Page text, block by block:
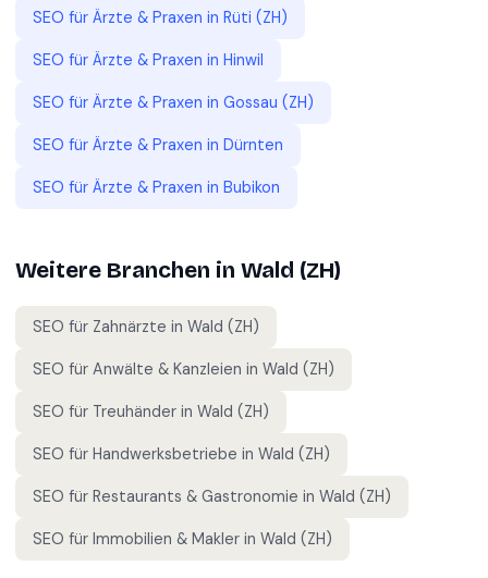
SEO für Ärzte & Praxen in Rüti (ZH)
SEO für Ärzte & Praxen in Hinwil
SEO für Ärzte & Praxen in Gossau (ZH)
SEO für Ärzte & Praxen in Dürnten
SEO für Ärzte & Praxen in Bubikon
Weitere Branchen in Wald (ZH)
SEO für Zahnärzte in Wald (ZH)
SEO für Anwälte & Kanzleien in Wald (ZH)
SEO für Treuhänder in Wald (ZH)
SEO für Handwerksbetriebe in Wald (ZH)
SEO für Restaurants & Gastronomie in Wald (ZH)
SEO für Immobilien & Makler in Wald (ZH)